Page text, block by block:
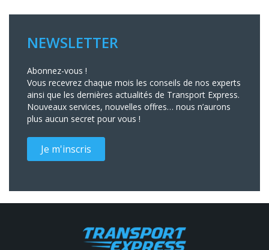
NEWSLETTER
Abonnez-vous !
Vous recevrez chaque mois les conseils de nos experts
ainsi que les dernières actualités de Transport Express.
Nouveaux services, nouvelles offres… nous n’aurons
plus aucun secret pour vous !
Je m'inscris